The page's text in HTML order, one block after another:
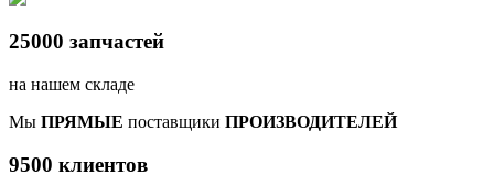
25000 запчастей
на нашем складе
Мы ПРЯМЫЕ поставщики ПРОИЗВОДИТЕЛЕЙ
9500 клиентов